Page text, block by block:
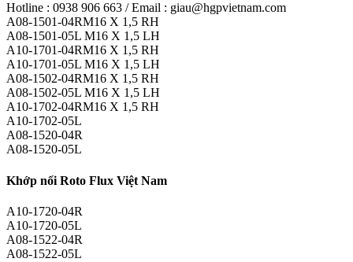
Hotline : 0938 906 663 / Email : giau@hgpvietnam.com
A08-1501-04RM16 X 1,5 RH
A08-1501-05L M16 X 1,5 LH
A10-1701-04RM16 X 1,5 RH
A10-1701-05L M16 X 1,5 LH
A08-1502-04RM16 X 1,5 RH
A08-1502-05L M16 X 1,5 LH
A10-1702-04RM16 X 1,5 RH
A10-1702-05L
A08-1520-04R
A08-1520-05L
Khớp nối Roto Flux Việt Nam
A10-1720-04R
A10-1720-05L
A08-1522-04R
A08-1522-05L